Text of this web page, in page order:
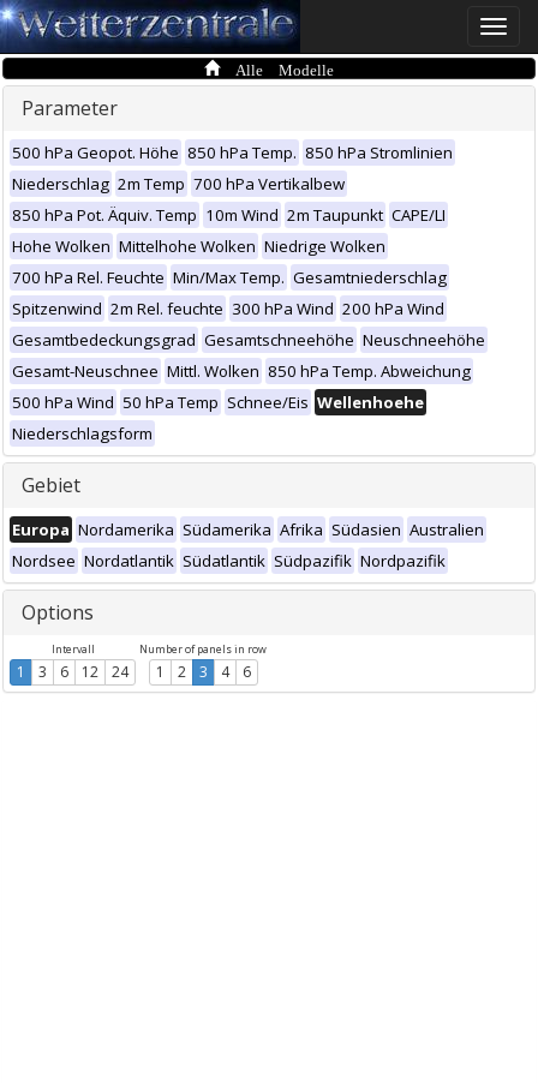
Toggle
Alle Modelle
Parameter
500 hPa Geopot. Höhe 850 hPa Temp. 850 hPa Stromlinien
Niederschlag 2m Temp 700 hPa Vertikalbew
850 hPa Pot. Äquiv. Temp 10m Wind 2m Taupunkt CAPE/LI
Hohe Wolken Mittelhohe Wolken Niedrige Wolken
700 hPa Rel. Feuchte Min/Max Temp. Gesamtniederschlag
Spitzenwind 2m Rel. feuchte 300 hPa Wind 200 hPa Wind
Gesamtbedeckungsgrad Gesamtschneehöhe Neuschneehöhe
Gesamt-Neuschnee Mittl. Wolken 850 hPa Temp. Abweichung
500 hPa Wind 50 hPa Temp Schnee/Eis Wellenhoehe
Niederschlagsform
Gebiet
Europa Nordamerika Südamerika Afrika Südasien Australien
Nordsee Nordatlantik Südatlantik Südpazifik Nordpazifik
Options
Intervall
1 3 6 12 24
Number of panels in row
1 2 3 4 6